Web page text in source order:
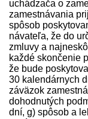
uchádzača o
zamestnávania
spôsob
návateľa, že do
zmluvy a
každé skončenie
že bude
30 kalendárnych
záväzok
dohodnutých
dní, g) spôsob a